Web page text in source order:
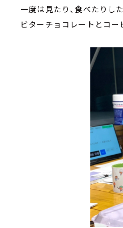
一度は見たり、食べたりし
ビターチョコレートとコー